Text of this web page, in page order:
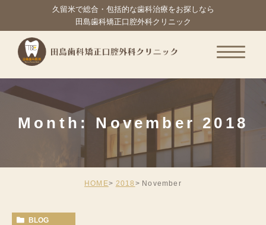
久留米で総合・包括的な歯科治療をお探しなら
田島歯科矯正口腔外科クリニック
Month: November 2018
HOME 2018 November
BLOG